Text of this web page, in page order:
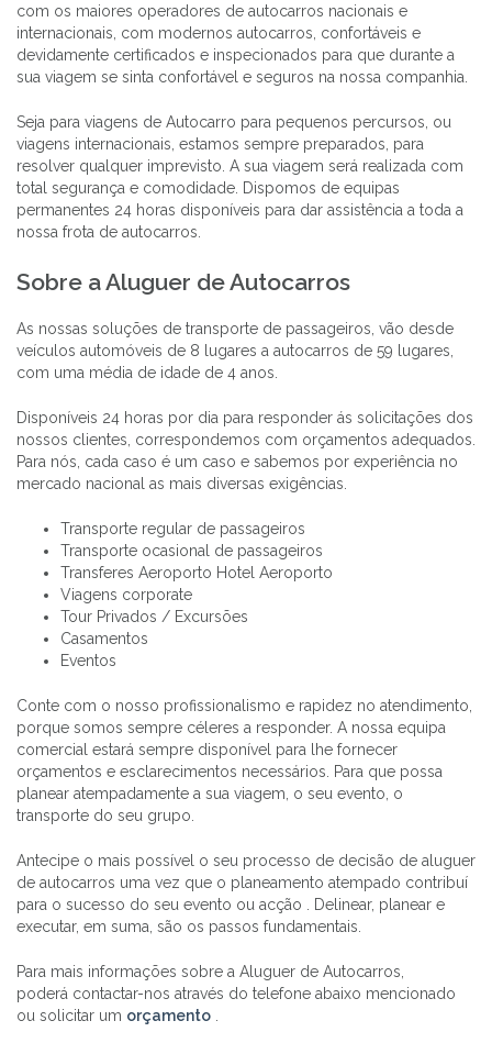
com os maiores operadores de autocarros nacionais e
internacionais, com modernos autocarros, confortáveis e
devidamente certificados e inspecionados para que durante a
sua viagem se sinta confortável e seguros na nossa companhia.
Seja para viagens de Autocarro para pequenos percursos, ou
viagens internacionais, estamos sempre preparados, para
resolver qualquer imprevisto. A sua viagem será realizada com
total segurança e comodidade. Dispomos de equipas
permanentes 24 horas disponíveis para dar assistência a toda a
nossa frota de autocarros.
Sobre a Aluguer de Autocarros
As nossas soluções de transporte de passageiros, vão desde
veículos automóveis de 8 lugares a autocarros de 59 lugares,
com uma média de idade de 4 anos.
Disponíveis 24 horas por dia para responder ás solicitações dos
nossos clientes, correspondemos com orçamentos adequados.
Para nós, cada caso é um caso e sabemos por experiência no
mercado nacional as mais diversas exigências.
Transporte regular de passageiros
Transporte ocasional de passageiros
Transferes Aeroporto Hotel Aeroporto
Viagens corporate
Tour Privados / Excursões
Casamentos
Eventos
Conte com o nosso profissionalismo e rapidez no atendimento,
porque somos sempre céleres a responder. A nossa equipa
comercial estará sempre disponível para lhe fornecer
orçamentos e esclarecimentos necessários. Para que possa
planear atempadamente a sua viagem, o seu evento, o
transporte do seu grupo.
Antecipe o mais possível o seu processo de decisão de aluguer
de autocarros uma vez que o planeamento atempado contribuí
para o sucesso do seu evento ou acção . Delinear, planear e
executar, em suma, são os passos fundamentais.
Para mais informações sobre a Aluguer de Autocarros,
poderá contactar-nos através do telefone abaixo mencionado
ou solicitar um orçamento